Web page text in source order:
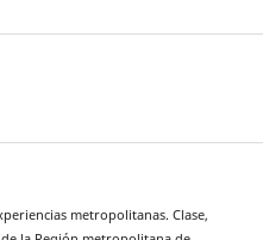
metropolitanas. Clase,